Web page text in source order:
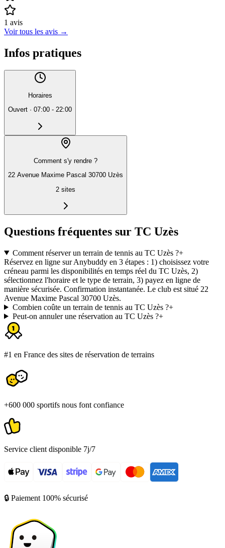
1 avis
Voir tous les avis →
Infos pratiques
Horaires
Ouvert · 07:00 - 22:00
Comment s'y rendre ?
22 Avenue Maxime Pascal 30700 Uzès
2 sites
Questions fréquentes sur TC Uzès
Comment réserver un terrain de tennis au TC Uzès ?+
Réservez en ligne sur Anybuddy en 3 étapes : 1) choisissez votre
créneau parmi les disponibilités en temps réel du TC Uzès, 2)
sélectionnez l'horaire et le type de terrain, 3) payez en ligne de
manière sécurisée. Confirmation instantanée. Le club est situé 22
Avenue Maxime Pascal 30700 Uzès.
Combien coûte un terrain de tennis au TC Uzès ?+
Peut-on annuler une réservation au TC Uzès ?+
#1 en France des sites de réservation de terrains
+600 000 sportifs nous font confiance
Service client disponible 7j/7
🔒 Paiement 100% sécurisé